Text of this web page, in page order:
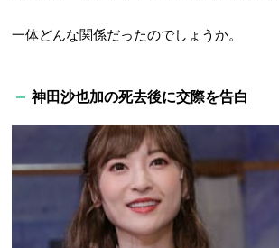
一体どんな関係だったのでしょうか。
神田沙也加の死去後に交際を告白